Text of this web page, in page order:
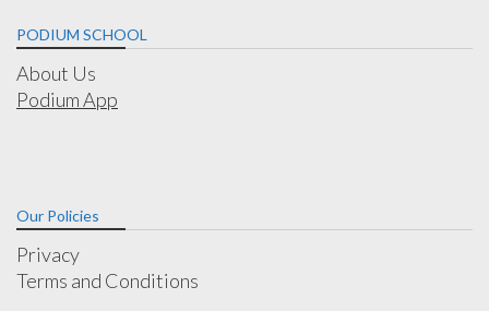
PODIUM SCHOOL
About Us
Podium App
Our Policies
Privacy
Terms and Conditions